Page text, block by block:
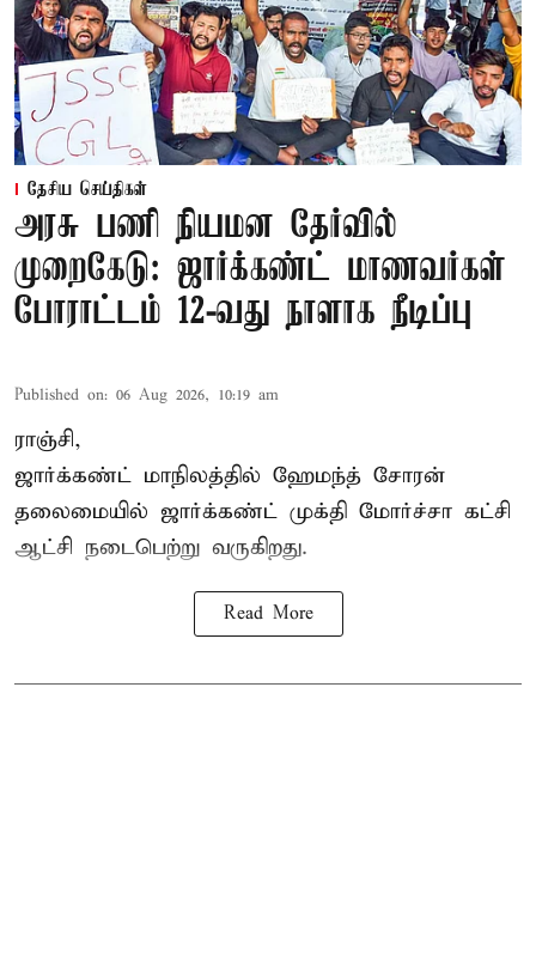
தேசிய செய்திகள்
அரசு பணி நியமன தேர்வில்
முறைகேடு: ஜார்க்கண்ட் மாணவர்கள்
போராட்டம் 12-வது நாளாக நீடிப்பு
Published on: 06 Aug 2026, 10:19 am
ராஞ்சி,
ஜார்க்கண்ட் மாநிலத்தில் ஹேமந்த் சோரன்
தலைமையில் ஜார்க்கண்ட் முக்தி மோர்ச்சா கட்சி
ஆட்சி நடைபெற்று வருகிறது.
Read More